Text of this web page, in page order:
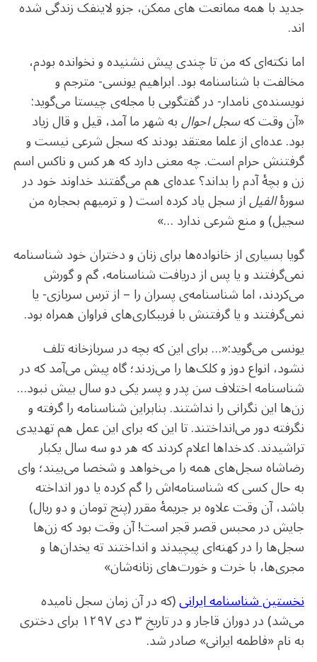
جدید با همه ممانعت های ممکن، جزو لاینفک زندگی شده
اند.
اما نکته‌ای که من تا چندی پیش نشنیده و نخوانده بودم،
مخالفت با شناسنامه بود. ابراهیم یونسی- مترجم و
نویسنده‌ی نامدار- در گفتگویی با مجله‌ی چیستا می‌گوید:
«آن وقت کهسجل احوالبه شهر ما آمد، قیل و قال زیاد
بود. عده‌ای از علما معتقد بودند که سجل شرعی نیست و
گرفتنش حرام است. چه معنی دارد که هر کس و ناکس اسم
زن و بچۀ آدم را بداند؟ عده‌ای هم می‌گفتند خداوند خود در
سورۀالفیلاز سجل یاد کرده است ( و ترمیهم بحجاره من
سجیل) و منع شرعی ندارد …»
گویا بسیاری از خانواده‌ها برای زنان و دختران خود شناسنامه
نمی‌گرفتند و یا پس از دریافت شناسنامه، گم و گورش
می‌کردند، اما شناسنامه‌ی پسران را – از ترس سربازی- یا
نمی‌گرفتند و یا گرفتنش با فریبکاری‌های فراوان همراه بود.
یونسی می‌گوید:«… برای این که بچه در سربازخانه تلف
نشود، انواع دوز و کلک‌ها را می‌زدند؛ گاه پیش می‌آمد که در
شناسنامه اختلاف سن پدر و پسر یکی دو سال بیش نبود…
زن‌ها این نگرانی را نداشتند. بنابراین شناسنامه را گرفته و
نگرفته دور می‌انداختند. تا این که برای این عمل هم تهدیدی
تراشیدند. کدخداها اعلام کردند که هر دو سه سال یکبار
رضاشاه سجل‌های همه را می‌خواهد و شخصا می‌بیند؛ وای
به حال کسی که شناسنامه‌اش را گم کرده یا دور انداخته
باشد، آن وقت علاوه بر جریمۀ مقرر (پنج تومان و دو ریال)
جایش در محبس قصر قجر است! آن وقت بود که زن‌ها
سجل‌ها را در کهنه‌ای پیچیدند و انداختند ته یخدان‌ها و
مجری‌ها، با خرت و خورت‌های زنانه‌شان»
نخستین شناسنامه ایرانی(که در آن زمان سجل نامیده
می‌شد) در دوران قاجار و در تاریخ ۳ دی ۱۲۹۷ برای دختری
به نام «فاطمه ایرانی» صادر شد.